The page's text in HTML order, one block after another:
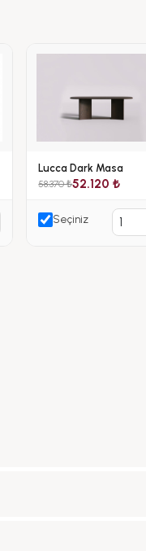
Lucca Dark Masa
58.370 ₺52.120 ₺
Seçiniz